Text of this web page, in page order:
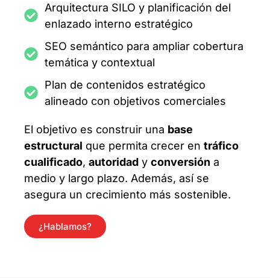
Arquitectura SILO y planificación del
enlazado interno estratégico
SEO semántico para ampliar cobertura
temática y contextual
Plan de contenidos estratégico
alineado con objetivos comerciales
El objetivo es construir una base
estructural que permita crecer en tráfico
cualificado, autoridad y conversión a
medio y largo plazo. Además, así se
asegura un crecimiento más sostenible.
¿Hablamos?